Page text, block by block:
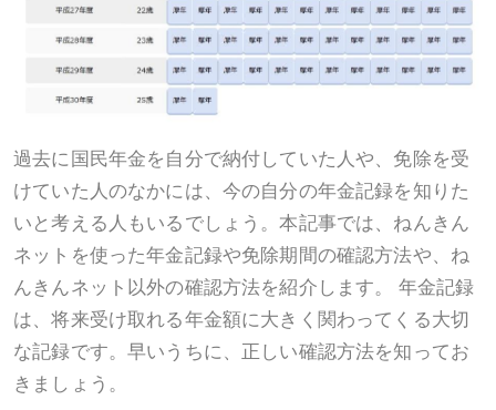
過去に国民年金を自分で納付していた人や、免除を受
けていた人のなかには、今の自分の年金記録を知りた
いと考える人もいるでしょう。本記事では、ねんきん
ネットを使った年金記録や免除期間の確認方法や、ね
んきんネット以外の確認方法を紹介します。 年金記録
は、将来受け取れる年金額に大きく関わってくる大切
な記録です。早いうちに、正しい確認方法を知ってお
きましょう。